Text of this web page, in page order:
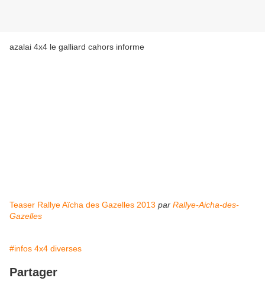
azalai 4x4 le galliard cahors informe
Teaser Rallye Aïcha des Gazelles 2013 par Rallye-Aicha-des-
Gazelles
#infos 4x4 diverses
Partager